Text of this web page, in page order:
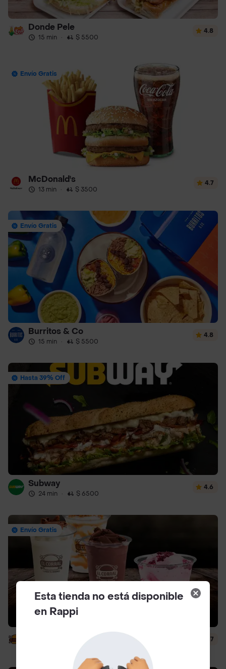
Donde Pele
15 min · $ 5500
4.8
Envío Gratis
McDonald's
13 min · $ 3500
4.7
Envío Gratis
Burritos & Co
15 min · $ 5500
4.8
Hasta 39% Off
Subway
24 min · $ 6500
4.6
Envío Gratis
El Corral - Malteadas y Helados
$ 5000
4.7
Esta tienda no está disponible
en Rappi